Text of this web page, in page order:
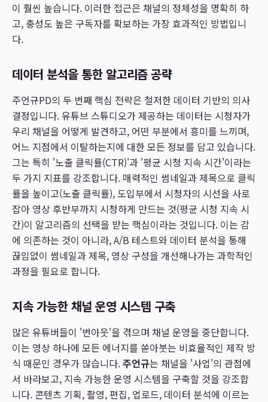
이 훨씬 높습니다. 이러한 접근은 채널의 정체성을 명확히 하
고, 충성도 높은 구독자를 확보하는 가장 효과적인 방법입니
다.
데이터 분석을 통한 알고리즘 공략
주언규PD의 두 번째 핵심 전략은 철저한 데이터 기반의 의사
결정입니다. 유튜브 스튜디오가 제공하는 데이터는 시청자가
우리 채널을 어떻게 발견하고, 어떤 부분에서 흥미를 느끼며,
어느 지점에서 이탈하는지에 대한 모든 정보를 담고 있습니다.
그는 특히 '노출 클릭률(CTR)'과 '평균 시청 지속 시간'이라는
두 가지 지표를 강조합니다. 매력적인 썸네일과 제목으로 클릭
률을 높이고(노출 클릭률), 도입부에서 시청자의 시선을 사로
잡아 영상 후반부까지 시청하게 만드는 것(평균 시청 지속 시
간)이 알고리즘의 선택을 받는 핵심이라는 것입니다. 이는 감
에 의존하는 것이 아니라, A/B 테스트와 데이터 분석을 통해
끊임없이 썸네일과 제목, 영상 구성을 개선해나가는 과학적인
과정을 필요로 합니다.
지속 가능한 채널 운영 시스템 구축
많은 유튜버들이 '번아웃'을 겪으며 채널 운영을 중단합니다.
이는 영상 하나에 모든 에너지를 쏟아붓는 비효율적인 제작 방
식 때문인 경우가 많습니다.주언규는 채널을 '사업'의 관점에
서 바라보고, 지속 가능한 운영 시스템을 구축할 것을 강조합
니다. 콘텐츠 기획, 촬영, 편집, 업로드, 데이터 분석에 이르는